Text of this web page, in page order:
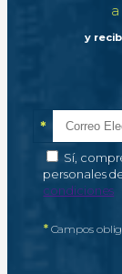
y
Correo
*Campo
Autorización
Sí,
personales
condiciones
*Campos